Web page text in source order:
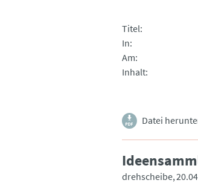
Titel
In
Am
Inhalt
Datei
drehscheibe